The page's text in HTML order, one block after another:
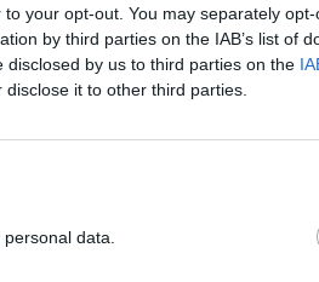
your opt-out. You may separately
by third parties on the IAB’s list of
by us to third parties on the
it to other third parties.
data.